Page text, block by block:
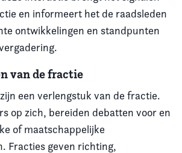
en informeert het de raadsleden
ontwikkelingen en standpunten
van de fractie
een verlengstuk van de fractie.
op zich, bereiden debatten voor en
of maatschappelijke
Fracties geven richting,